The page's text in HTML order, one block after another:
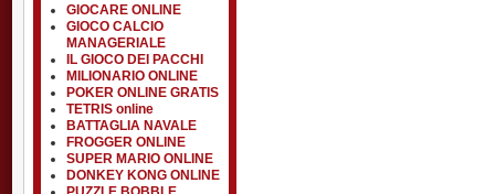
GIOCARE ONLINE
GIOCO CALCIO
MANAGERIALE
IL GIOCO DEI PACCHI
MILIONARIO ONLINE
POKER ONLINE GRATIS
TETRIS online
BATTAGLIA NAVALE
FROGGER ONLINE
SUPER MARIO ONLINE
DONKEY KONG ONLINE